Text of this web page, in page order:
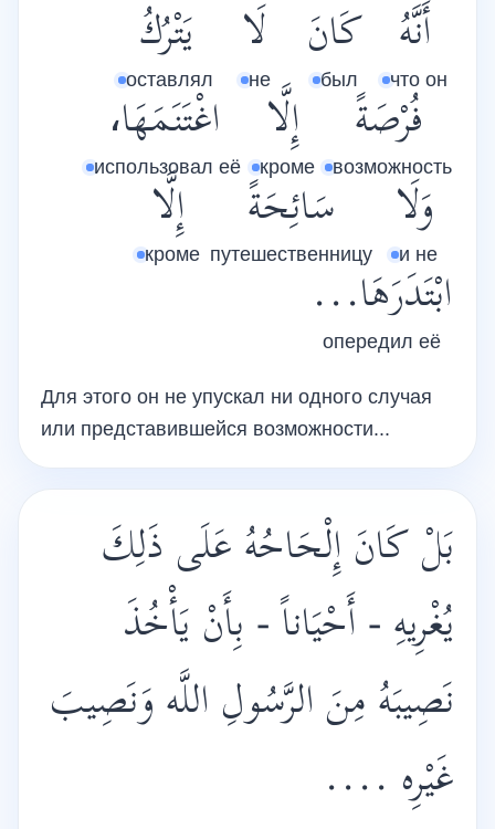
أَنَّهُ
что он
كَانَ
был
لَا
не
يَتْرُكُ
оставлял
فُرْصَةً
возможность
إِلَّا
кроме
اغْتَنَمَهَا،
использовал её
وَلَا
и не
سَائِحَةً
путешественницу
إِلَّا
кроме
ابْتَدَرَهَا...
опередил её
Для этого он не упускал ни одного случая
или представившейся возможности...
بَلْ كَانَ إِلْحَاحُهُ عَلَى ذَلِكَ
يُغْرِيهِ - أَحْيَاناً - بِأَنْ يَأْخُذَ
نَصِيبَهُ مِنَ الرَّسُولِ اللَّه وَنَصِيبَ
غَيْرِه ....